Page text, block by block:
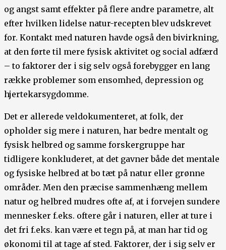
og angst samt effekter på flere andre parametre, alt
efter hvilken lidelse natur-recepten blev udskrevet
for. Kontakt med naturen havde også den bivirkning,
at den førte til mere fysisk aktivitet og social adfærd
– to faktorer der i sig selv også forebygger en lang
række problemer som ensomhed, depression og
hjertekarsygdomme.
Det er allerede veldokumenteret, at folk, der
opholder sig mere i naturen, har bedre mentalt og
fysisk helbred og samme forskergruppe har
tidligere konkluderet, at det gavner både det mentale
og fysiske helbred at bo tæt på natur eller grønne
områder. Men den præcise sammenhæng mellem
natur og helbred mudres ofte af, at i forvejen sundere
mennesker f.eks. oftere går i naturen, eller at ture i
det fri f.eks. kan være et tegn på, at man har tid og
økonomi til at tage af sted. Faktorer, der i sig selv er